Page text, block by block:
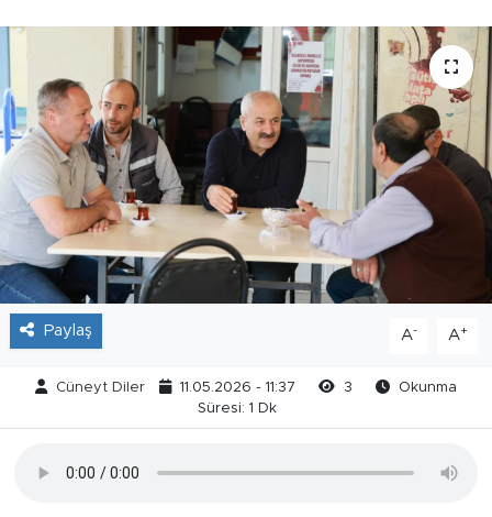
Paylaş A- A+
Cüneyt Diler 11.05.2026 - 11:37 3
Okunma
Süresi: 1 Dk